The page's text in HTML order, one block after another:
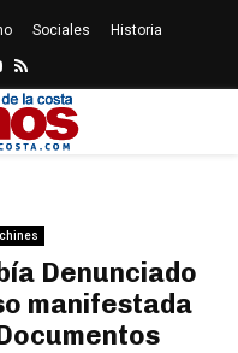
Sociales Historia
Youtube
Rss
Denunciado
manifestada